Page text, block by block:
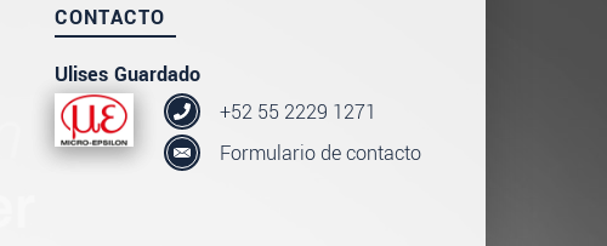
CONTACTO
Ulises Guardado
+52 55 2229 1271
Formulario de contacto